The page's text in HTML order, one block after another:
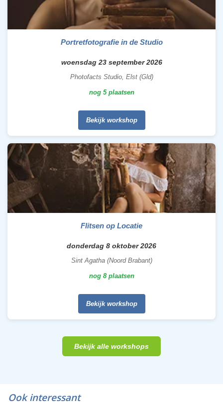
Portretfotografie in de Studio
woensdag 23 september 2026
Photofacts Studio, Elst (Gld)
nog 5 plaatsen
Bekijk workshop
Flitsen op Locatie
donderdag 8 oktober 2026
Sint Agatha (Noord Brabant)
nog 8 plaatsen
Bekijk workshop
Bekijk alle workshops
Ook interessant